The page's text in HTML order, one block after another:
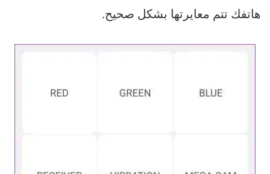
هاتفك تتم معايرتها بشكل صحيح.